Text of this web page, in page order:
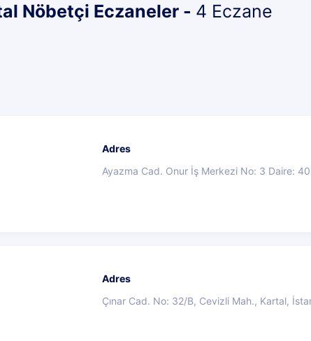
Nöbetçi Eczaneler - 4 Eczane
Adres
Ayazma Cad. Onur İş Merkezi No: 3 Daire:
Adres
Çınar Cad. No: 32/B, Cevizli Mah., Kartal,